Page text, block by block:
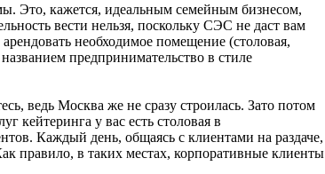
Это, кажется, идеальным семейным бизнесом,
вести нельзя, поскольку СЭС не даст вам
необходимое помещение (столовая,
предпринимательство в стиле
ведь Москва же не сразу строилась. Зато потом
кейтеринга у вас есть столовая в
Каждый день, общаясь с клиентами на раздаче,
правило, в таких местах, корпоративные клиенты